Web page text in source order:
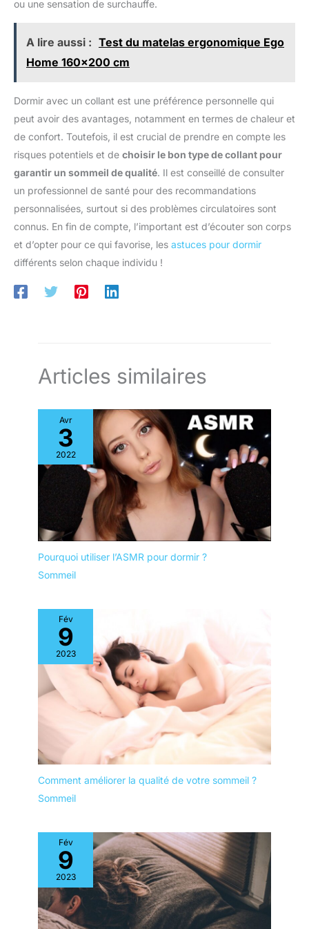
ou une sensation de surchauffe.
A lire aussi : Test du matelas ergonomique Ego
Home 160x200 cm
Dormir avec un collant est une préférence personnelle qui
peut avoir des avantages, notamment en termes de chaleur et
de confort. Toutefois, il est crucial de prendre en compte les
risques potentiels et de choisir le bon type de collant pour
garantir un sommeil de qualité. Il est conseillé de consulter
un professionnel de santé pour des recommandations
personnalisées, surtout si des problèmes circulatoires sont
connus. En fin de compte, l’important est d’écouter son corps
et d’opter pour ce qui favorise, les astuces pour dormir
différents selon chaque individu !
Articles similaires
Avr
3
2022
Pourquoi utiliser l’ASMR pour dormir ?
Sommeil
Fév
9
2023
Comment améliorer la qualité de votre sommeil ?
Sommeil
Fév
9
2023